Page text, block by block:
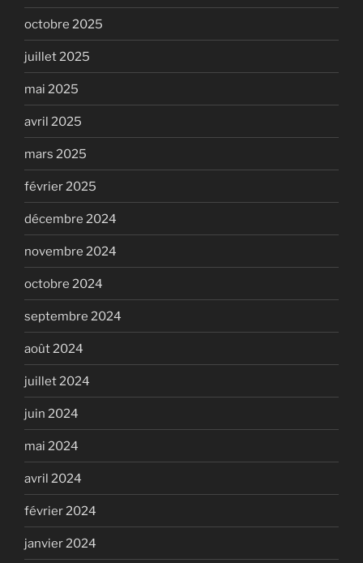
octobre 2025
juillet 2025
mai 2025
avril 2025
mars 2025
février 2025
décembre 2024
novembre 2024
octobre 2024
septembre 2024
août 2024
juillet 2024
juin 2024
mai 2024
avril 2024
février 2024
janvier 2024